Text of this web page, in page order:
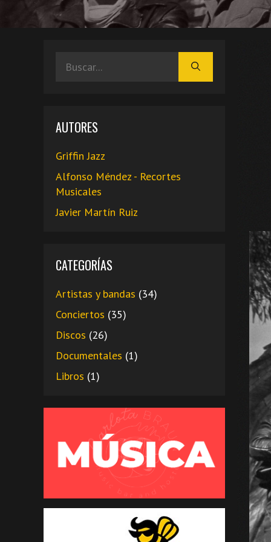
AUTORES
Griffin Jazz
Alfonso Méndez - Recortes
Musicales
Javier Martín Ruiz
CATEGORÍAS
Artistas y bandas (34)
Conciertos (35)
Discos (26)
Documentales (1)
Libros (1)